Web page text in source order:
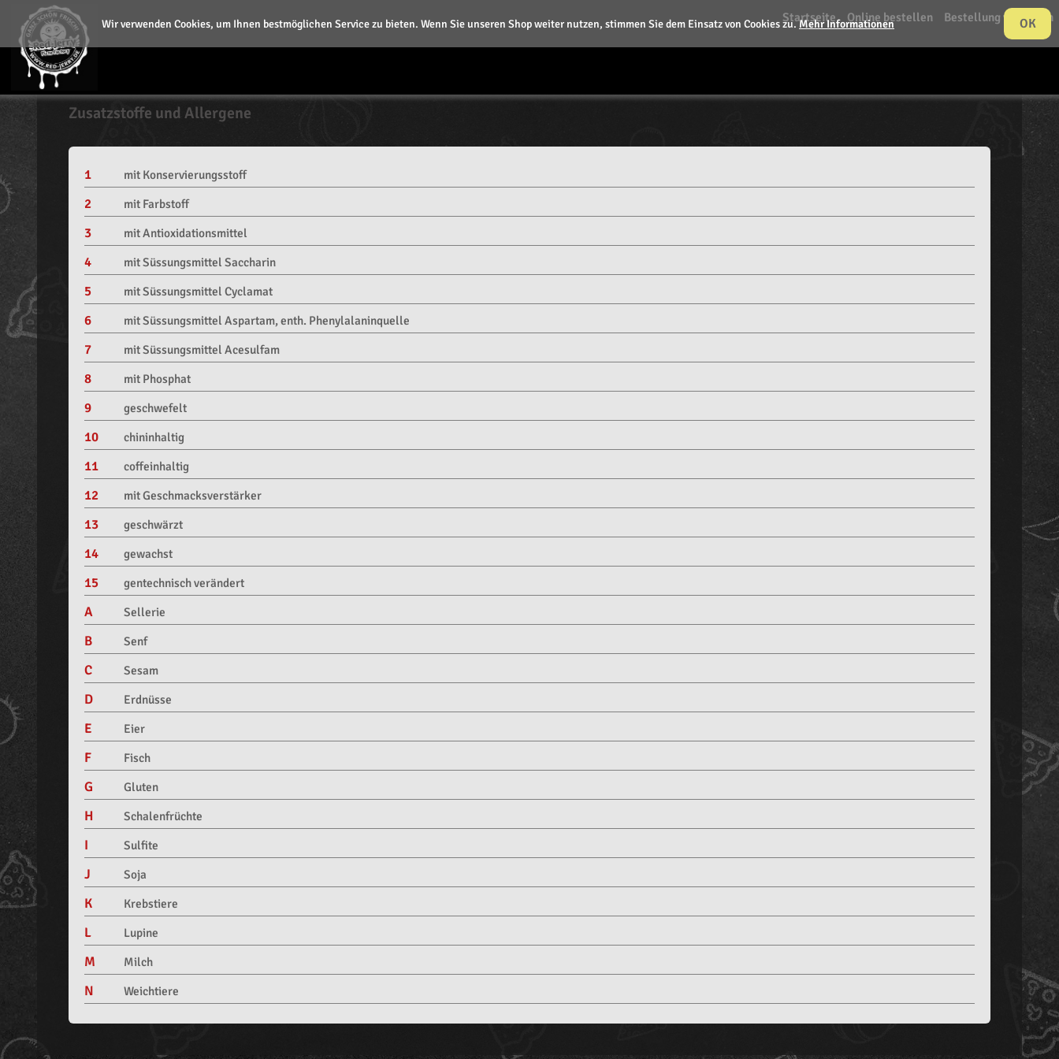
Startseite Online bestellen Bestellung verfolgen
Zusatzstoffe und Allergene
1 mit Konservierungsstoff
2 mit Farbstoff
3 mit Antioxidationsmittel
4 mit Süssungsmittel Saccharin
5 mit Süssungsmittel Cyclamat
6 mit Süssungsmittel Aspartam, enth. Phenylalaninquelle
7 mit Süssungsmittel Acesulfam
8 mit Phosphat
9 geschwefelt
10 chininhaltig
11 coffeinhaltig
12 mit Geschmacksverstärker
13 geschwärzt
14 gewachst
15 gentechnisch verändert
A Sellerie
B Senf
C Sesam
D Erdnüsse
E Eier
F Fisch
G Gluten
H Schalenfrüchte
I Sulfite
J Soja
K Krebstiere
L Lupine
M Milch
N Weichtiere
Wir verwenden Cookies, um Ihnen bestmöglichen Service zu bieten. Wenn Sie unseren Shop weiter nutzen, stimmen Sie dem Einsatz von Cookies zu.Mehr Informationen OK